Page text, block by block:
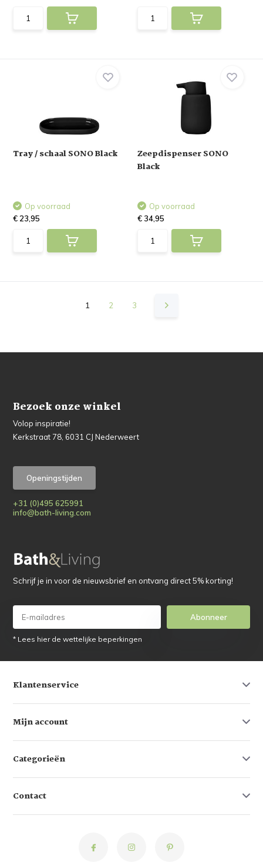
Tray / schaal SONO Black
Op voorraad
€ 23,95
Zeepdispenser SONO
Black
Op voorraad
€ 34,95
1 2 3
Bezoek onze winkel
Volop inspiratie!
Kerkstraat 78, 6031 CJ Nederweert
Openingstijden
+31 (0)495 625991
info@bath-living.com
Schrijf je in voor de nieuwsbrief en ontvang direct 5% korting!
Abonneer
* Lees hier de wettelijke beperkingen
Klantenservice
Mijn account
Categorieën
Contact